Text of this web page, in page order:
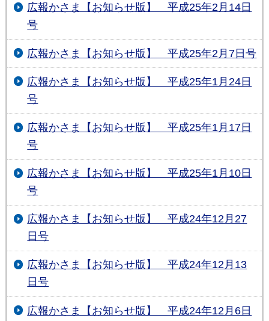
広報かさま【お知らせ版】 平成25年2月14日
号
広報かさま【お知らせ版】 平成25年2月7日号
広報かさま【お知らせ版】 平成25年1月24日
号
広報かさま【お知らせ版】 平成25年1月17日
号
広報かさま【お知らせ版】 平成25年1月10日
号
広報かさま【お知らせ版】 平成24年12月27
日号
広報かさま【お知らせ版】 平成24年12月13
日号
広報かさま【お知らせ版】 平成24年12月6日